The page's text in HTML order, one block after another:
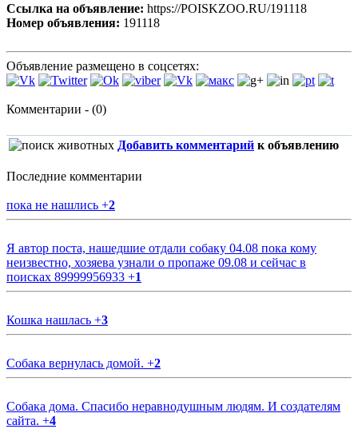
Ссылка на объявление: https://POISKZOO.RU/191118
Номер объявления: 191118
Объявление размещено в соцсетях:
Комментарии - (0)
Добавить комментарий к объявлению
Последние комментарии
пока не нашлись +2
Я автор поста, нашедшие отдали собаку 04.08 пока кому
неизвестно, хозяева узнали о пропаже 09.08 и сейчас в
поисках 89999956933 +1
Кошка нашлась +3
Собака вернулась домой. +2
Собака дома. Спасибо неравнодушным людям. И создателям
сайта. +4